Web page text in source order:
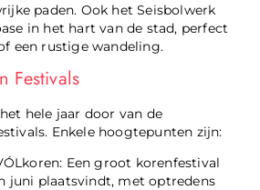
paden. Ook het Seisbolwerk
in het hart van de stad, perfect
een rustige wandeling.
Festivals
hele jaar door van de
Enkele hoogtepunten zijn:
Een groot korenfestival
juni plaatsvindt, met optredens